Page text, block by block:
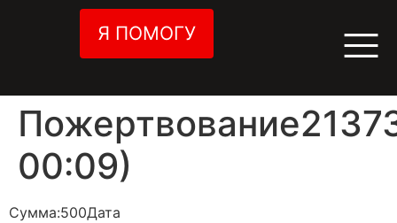
Я ПОМОГУ
00:09)
Сумма:500Дата